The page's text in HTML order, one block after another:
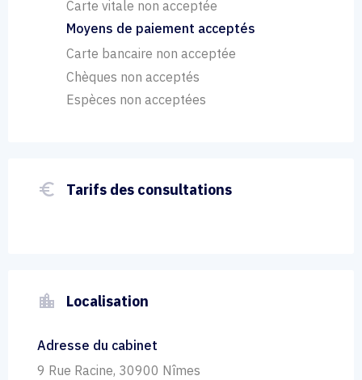
Carte vitale non acceptée
Moyens de paiement acceptés
Carte bancaire non acceptée
Chèques non acceptés
Espèces non acceptées
euro_symbol Tarifs des consultations
location_city Localisation
Adresse du cabinet
9 Rue Racine, 30900 Nîmes